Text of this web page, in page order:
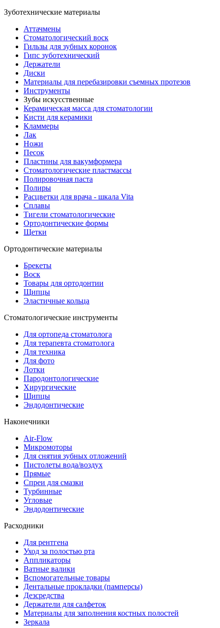
Зуботехнические материалы
Аттачмены
Стоматологический воск
Гильзы для зубных коронок
Гипс зуботехнический
Держатели
Диски
Материалы для перебазировки съемных протезов
Инструменты
Зубы искусственные
Керамическая масса для стоматологии
Кисти для керамики
Кламмеры
Лак
Ножи
Песок
Пластины для вакумформера
Стоматологические пластмассы
Полировочная паста
Полиры
Расцветки для врача - шкала Vita
Сплавы
Тигели стоматологические
Ортодонтические формы
Щетки
Ортодонтические материалы
Брекеты
Воск
Товары для ортодонтии
Щипцы
Эластичные кольца
Стоматологические инструменты
Для ортопеда стоматолога
Для терапевта стоматолога
Для техника
Для фото
Лотки
Пародонтологические
Хирургические
Щипцы
Эндодонтические
Наконечники
Air-Flow
Микромоторы
Для снятия зубных отложений
Пистолеты вода/воздух
Прямые
Спреи для смазки
Турбинные
Угловые
Эндодонтические
Расходники
Для рентгена
Уход за полостью рта
Аппликаторы
Ватные валики
Вспомогательные товары
Дентальные прокладки (памперсы)
Дезсредства
Держатели для салфеток
Материалы для заполнения костных полостей
Зеркала